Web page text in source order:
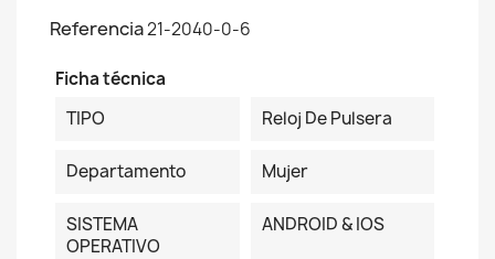
Referencia21-2040-0-6
Ficha técnica
TIPO
Reloj De Pulsera
Departamento Mujer
SISTEMA
OPERATIVO
ANDROID & IOS